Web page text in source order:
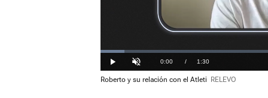
Play Unmute Current
Time
0:00 / Duration
1:30
Loaded:
13.25%
Roberto y su relación con el Atleti RELEVO